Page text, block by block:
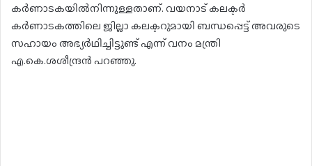
കർണാടകയിൽനിന്നുള്ളതാണ്. വയനാട് കലക്ടർ
കർണാടകത്തിലെ ജില്ലാ കലക്ടറുമായി ബന്ധപ്പെട്ട് അവരുടെ
സഹായം അഭ്യർഥിച്ചിട്ടുണ്ട് എന്ന് വനം മന്ത്രി
എ.കെ.ശശീന്ദ്രൻ പറഞ്ഞു.